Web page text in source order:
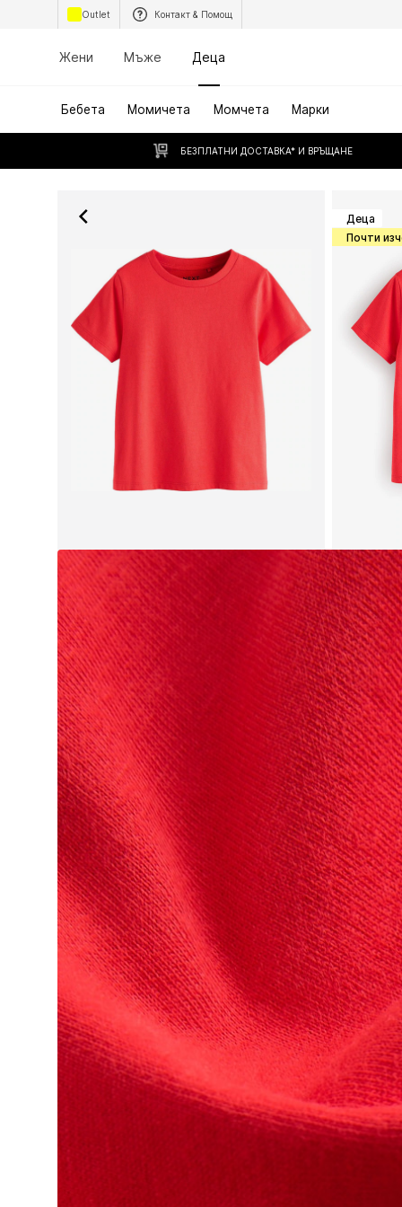
Outlet Контакт & Помощ
Жени Мъже Деца
Бебета Момичета Момчета Марки
БЕЗПЛАТНИ ДОСТАВКА* И ВРЪЩАНЕ
Деца
Почти